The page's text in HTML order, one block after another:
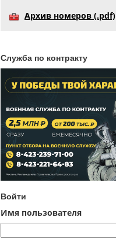
Архив номеров (.pdf)
Служба по контракту
Войти
Имя пользователя